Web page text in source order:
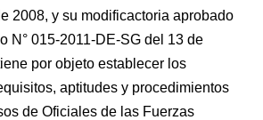
2008, y su modificactoria aprobado
N° 015-2011-DE-SG del 13 de
por objeto establecer los
aptitudes y procedimientos
de Oficiales de las Fuerzas